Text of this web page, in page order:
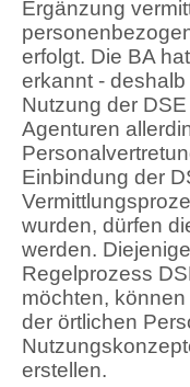
Ergänzung
erfolgt. Die BA
erkannt -
Nutzung der
Agenturen
Einbindung der
wurden, dürfen
werden.
Regelprozess
möchten,
der örtlichen
erstellen.